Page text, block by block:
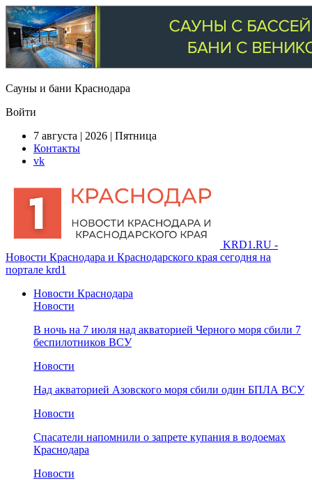
Сауны и бани Краснодара
Войти
7 августа | 2026 | Пятница
Контакты
vk
KRD1.RU -
Новости Краснодара и Краснодарского края сегодня на
портале krd1
Новости Краснодара
Новости
В ночь на 7 июля над акваторией Черного моря сбили 7
беспилотников ВСУ
Новости
Над акваторией Азовского моря сбили один БПЛА ВСУ
Новости
Спасатели напомнили о запрете купания в водоемах
Краснодара
Новости